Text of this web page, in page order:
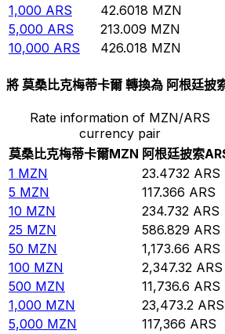
1,000 ARS 42.6018 MZN
5,000 ARS 213.009 MZN
10,000 ARS 426.018 MZN
將 莫桑比克梅蒂卡爾 轉換為 阿根廷披
Rate information of MZN/ARS
currency pair
莫桑比克梅蒂卡爾MZN 阿根廷披索
1 MZN 23.4732 ARS
5 MZN 117.366 ARS
10 MZN 234.732 ARS
25 MZN 586.829 ARS
50 MZN 1,173.66 ARS
100 MZN 2,347.32 ARS
500 MZN 11,736.6 ARS
1,000 MZN 23,473.2 ARS
5,000 MZN 117,366 ARS